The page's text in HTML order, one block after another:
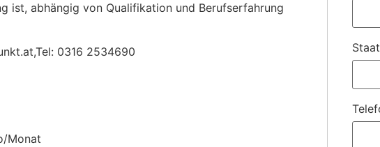
ist, abhängig von Qualifikation und Berufserfahrung
0316 2534690
Monat